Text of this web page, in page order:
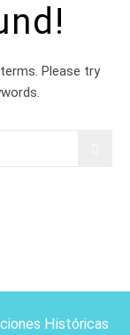
Please try
Históricas